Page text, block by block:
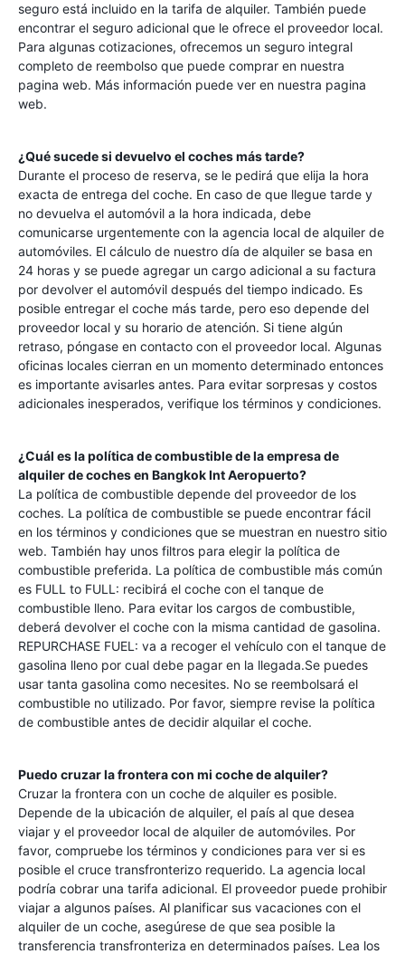
seguro está incluido en la tarifa de alquiler. También puede
encontrar el seguro adicional que le ofrece el proveedor local.
Para algunas cotizaciones, ofrecemos un seguro integral
completo de reembolso que puede comprar en nuestra
pagina web. Más información puede ver en nuestra pagina
web.
¿Qué sucede si devuelvo el coches más tarde?
Durante el proceso de reserva, se le pedirá que elija la hora
exacta de entrega del coche. En caso de que llegue tarde y
no devuelva el automóvil a la hora indicada, debe
comunicarse urgentemente con la agencia local de alquiler de
automóviles. El cálculo de nuestro día de alquiler se basa en
24 horas y se puede agregar un cargo adicional a su factura
por devolver el automóvil después del tiempo indicado. Es
posible entregar el coche más tarde, pero eso depende del
proveedor local y su horario de atención. Si tiene algún
retraso, póngase en contacto con el proveedor local. Algunas
oficinas locales cierran en un momento determinado entonces
es importante avisarles antes. Para evitar sorpresas y costos
adicionales inesperados, verifique los términos y condiciones.
¿Cuál es la política de combustible de la empresa de
alquiler de coches en Bangkok Int Aeropuerto?
La política de combustible depende del proveedor de los
coches. La política de combustible se puede encontrar fácil
en los términos y condiciones que se muestran en nuestro sitio
web. También hay unos filtros para elegir la política de
combustible preferida. La política de combustible más común
es FULL to FULL: recibirá el coche con el tanque de
combustible lleno. Para evitar los cargos de combustible,
deberá devolver el coche con la misma cantidad de gasolina.
REPURCHASE FUEL: va a recoger el vehículo con el tanque de
gasolina lleno por cual debe pagar en la llegada.Se puedes
usar tanta gasolina como necesites. No se reembolsará el
combustible no utilizado. Por favor, siempre revise la política
de combustible antes de decidir alquilar el coche.
Puedo cruzar la frontera con mi coche de alquiler?
Cruzar la frontera con un coche de alquiler es posible.
Depende de la ubicación de alquiler, el país al que desea
viajar y el proveedor local de alquiler de automóviles. Por
favor, compruebe los términos y condiciones para ver si es
posible el cruce transfronterizo requerido. La agencia local
podría cobrar una tarifa adicional. El proveedor puede prohibir
viajar a algunos países. Al planificar sus vacaciones con el
alquiler de un coche, asegúrese de que sea posible la
transferencia transfronteriza en determinados países. Lea los